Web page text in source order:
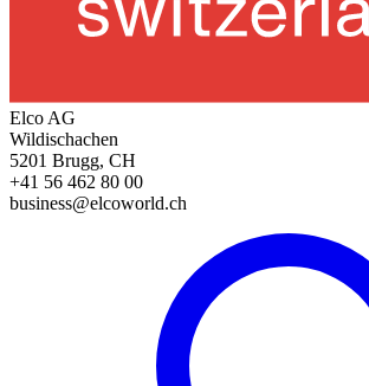
Elco AG
Wildischachen
5201 Brugg, CH
+41 56 462 80 00
business@elcoworld.ch